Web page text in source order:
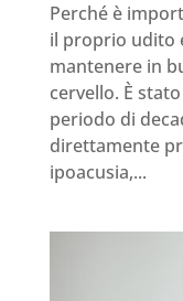
Perché è
il proprio udito
mantenere in
cervello. È
periodo di
direttamente
ipoacusia,...